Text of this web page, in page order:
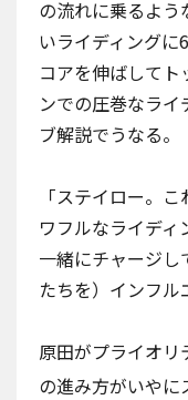
の流れに乗るよう
いライディング
コアを伸ばして
ンでの圧巻なラ
ブ解説でうなる。
「ステイロー。
ワフルなライデ
一緒にチャージし
たちを）インフル
原田がプライオリ
の進み方がいやに